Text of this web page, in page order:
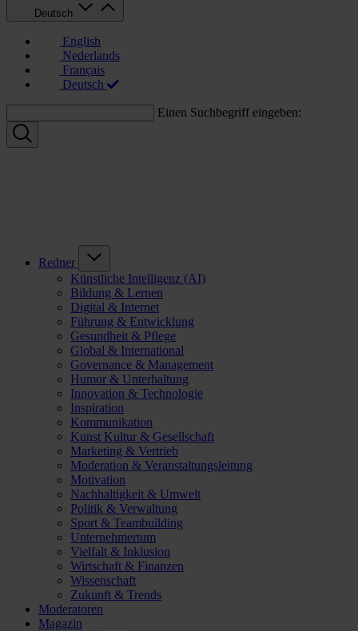
Deutsch
English
Nederlands
Français
Deutsch
Einen Suchbegriff eingeben:
Redner
Künstliche Intelligenz (AI)
Bildung & Lernen
Digital & Internet
Führung & Entwicklung
Gesundheit & Pflege
Global & International
Governance & Management
Humor & Unterhaltung
Innovation & Technologie
Inspiration
Kommunikation
Kunst Kultur & Gesellschaft
Marketing & Vertrieb
Moderation & Veranstaltungsleitung
Motivation
Nachhaltigkeit & Umwelt
Politik & Verwaltung
Sport & Teambuilding
Unternehmertum
Vielfalt & Inklusion
Wirtschaft & Finanzen
Wissenschaft
Zukunft & Trends
Moderatoren
Magazin